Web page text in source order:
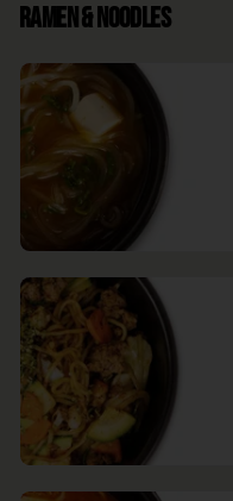
Ramen & Noodles